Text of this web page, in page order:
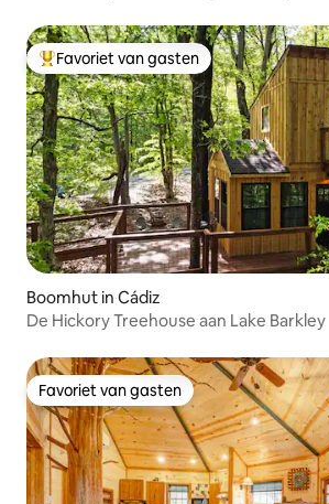
Topfavoriet van gasten
Favoriet van gasten
Boomhut in Cádiz
De Hickory Treehouse aan Lake Barkley
Favoriet van gasten
Favoriet van gasten